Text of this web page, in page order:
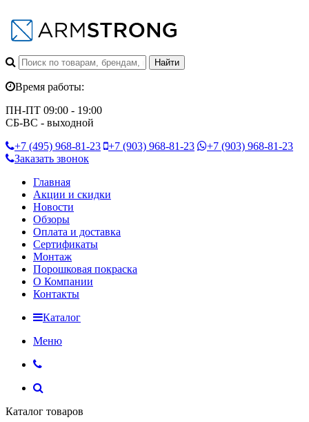
Время работы:
ПН-ПТ 09:00 - 19:00
СБ-ВС - выходной
+7 (495) 968-81-23 +7 (903) 968-81-23 +7 (903) 968-81-23
Заказать звонок
Главная
Акции и скидки
Новости
Обзоры
Оплата и доставка
Сертификаты
Монтаж
Порошковая покраска
О Компании
Контакты
Каталог
Меню
Каталог товаров